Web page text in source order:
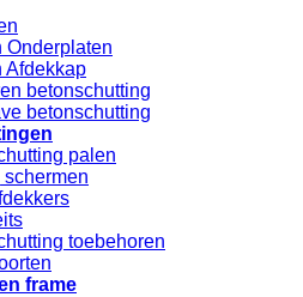
Onderplaten
Afdekkap
betonschutting
betonschutting
palen
toebehoren
frame